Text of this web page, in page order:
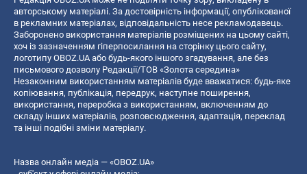
авторському матеріалі. За достовірність інформації, опублікованої
в рекламних матеріалах, відповідальність несе рекламодавець.
Заборонено використання матеріалів розміщених на цьому сайті,
хоч із зазначенням гіперпосилання на сторінку цього сайту,
логотипу OBOZ.UA або будь-якого іншого згадування, але без
письмового дозволу Редакції/ТОВ «Золота середина»
Незаконним використанням матеріалів буде вважатися: будь-яке
копiювання, публiкацiя, передрук, наступне поширення,
використання, переробка з використанням, включенням до
складу інших матеріалів, розповсюдження, адаптація, переклад
та інші подібні зміни матеріалу.
Назва онлайн медіа — «OBOZ.UA»